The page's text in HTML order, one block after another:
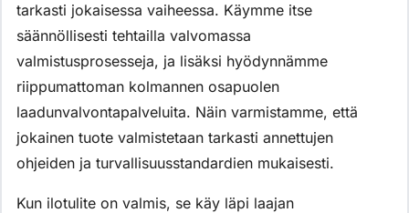
tarkasti jokaisessa vaiheessa. Käymme itse
säännöllisesti tehtailla valvomassa
valmistusprosesseja, ja lisäksi hyödynnämme
riippumattoman kolmannen osapuolen
laadunvalvontapalveluita. Näin varmistamme, että
jokainen tuote valmistetaan tarkasti annettujen
ohjeiden ja turvallisuusstandardien mukaisesti.
Kun ilotulite on valmis, se käy läpi laajan